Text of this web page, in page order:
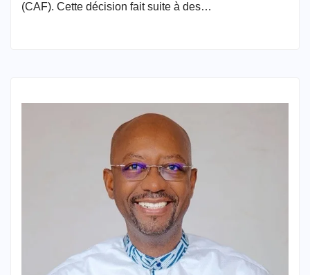
(CAF). Cette décision fait suite à des…